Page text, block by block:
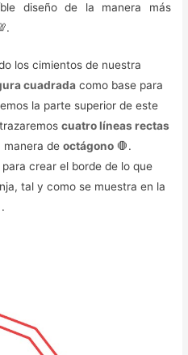
diseño de la manera más
los cimientos de nuestra
cuadrada como base para
la parte superior de este
cuatro líneas rectas
manera deoctágono 🛑.
crear el borde de lo que
tal y como se muestra en la